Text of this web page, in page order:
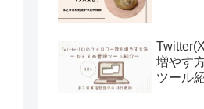
増やす
ツール